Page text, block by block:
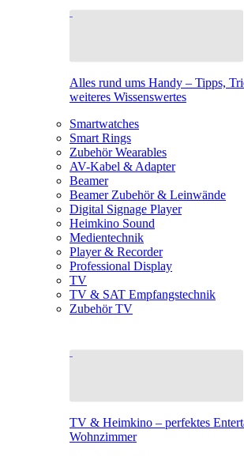
Alles rund ums Handy – Tipps,
weiteres Wissenswertes
Smartwatches
Smart Rings
Zubehör Wearables
AV-Kabel & Adapter
Beamer
Beamer Zubehör & Leinwände
Digital Signage Player
Heimkino Sound
Medientechnik
Player & Recorder
Professional Display
TV
TV & SAT Empfangstechnik
Zubehör TV
TV & Heimkino – perfektes
Wohnzimmer